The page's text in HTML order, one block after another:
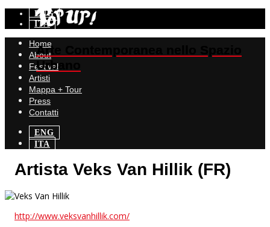
ENG
ITA
Arte Contemporanea nello Spazio
Urbano
Arte Contemporanea nello Spazio
Urbano
Home
About
Festival
Artisti
Mappa + Tour
Press
Contatti
ENG
ITA
Artista Veks Van Hillik (FR)
http://www.veksvanhillik.com/